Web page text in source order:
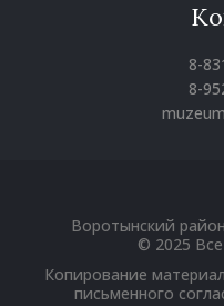
8-
8-
Воротынский
© 2025
Копирование
письменного